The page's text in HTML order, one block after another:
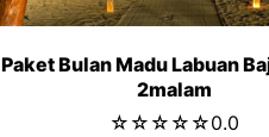
Paket Bulan Madu Labuan
2malam
☆ ☆ ☆ ☆ ☆0.0